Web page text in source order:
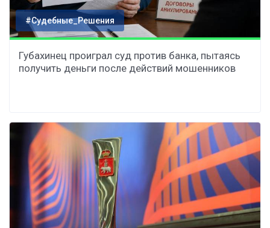
#Судебные_Решения
Губахинец проиграл суд против банка, пытаясь
получить деньги после действий мошенников